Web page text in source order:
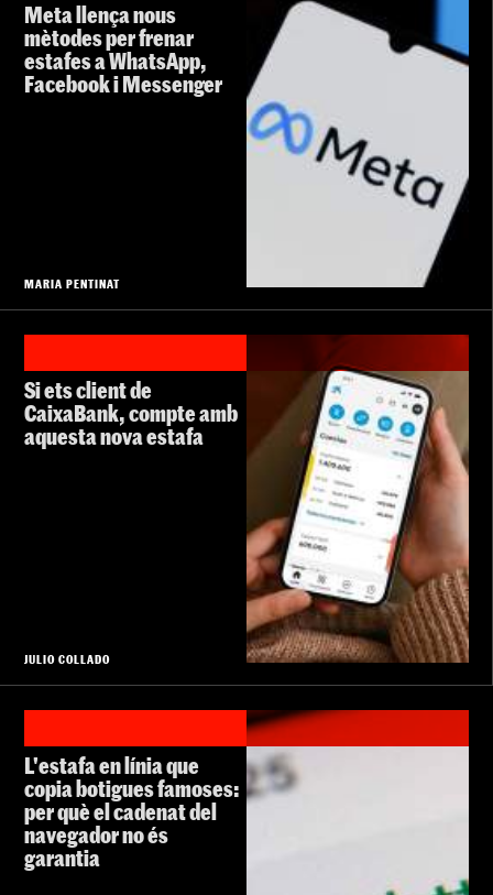
Meta llença nous
mètodes per frenar
estafes a WhatsApp,
Facebook i Messenger
MARIA PENTINAT
Si ets client de
CaixaBank, compte amb
aquesta nova estafa
JULIO COLLADO
L'estafa en línia que
copia botigues famoses:
per què el cadenat del
navegador no és
garantia